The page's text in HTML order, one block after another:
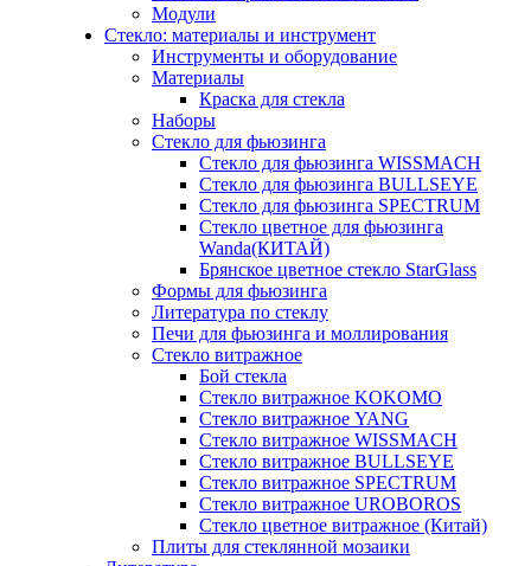
Модули
Стекло: материалы и инструмент
Инструменты и оборудование
Материалы
Краска для стекла
Наборы
Стекло для фьюзинга
Стекло для фьюзинга WISSMACH
Стекло для фьюзинга BULLSEYE
Стекло для фьюзинга SPECTRUM
Стекло цветное для фьюзинга
Wanda(КИТАЙ)
Брянское цветное стекло StarGlass
Формы для фьюзинга
Литература по стеклу
Печи для фьюзинга и моллирования
Стекло витражное
Бой стекла
Стекло витражное KOKOMO
Стекло витражное YANG
Стекло витражное WISSMACH
Стекло витражное BULLSEYE
Стекло витражное SPECTRUM
Стекло витражное UROBOROS
Стекло цветное витражное (Китай)
Плиты для стеклянной мозаики